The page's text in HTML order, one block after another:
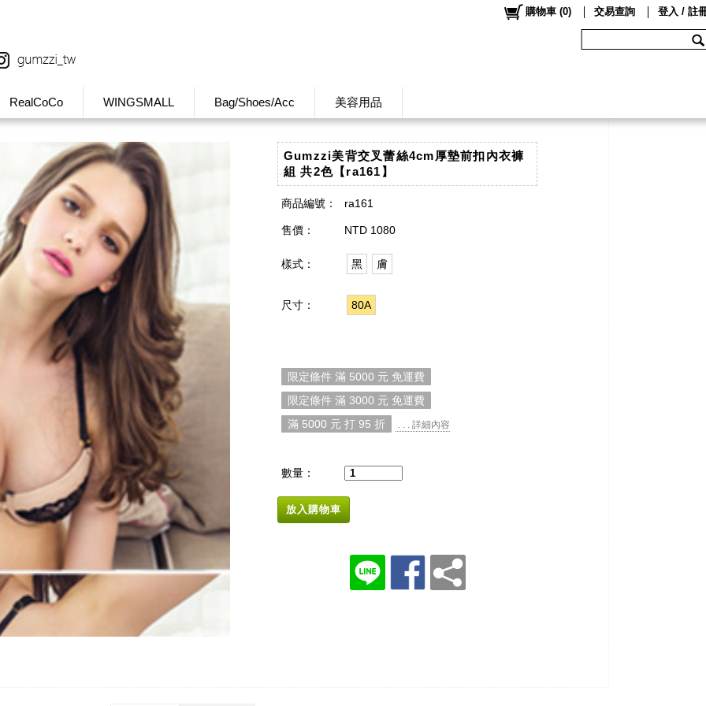
RealCoCo WINGSMALL Bag/Shoes/Acc 美容用品
購物車 (0) 交易查詢 登入 / 註
Gumzzi美背交叉蕾絲4cm厚墊前扣內衣褲
組 共2色【ra161】
商品編號： ra161
售價： NTD 1080
樣式： 黑 膚
尺寸： 80A
限定條件 滿 5000 元 免運費
限定條件 滿 3000 元 免運費
滿 5000 元 打 95 折
. . . 詳細內容
數量：
放入購物車